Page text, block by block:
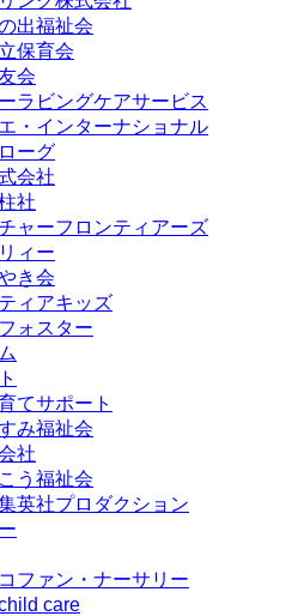
出福祉会
保育会
会
ラビングケアサービス
・インターナショナル
ーグ
会社
社
ャーフロンティアーズ
ィー
き会
ィアキッズ
ォスター
てサポート
み福祉会
社
う福祉会
英社プロダクション
ファン・ナーサリー
care